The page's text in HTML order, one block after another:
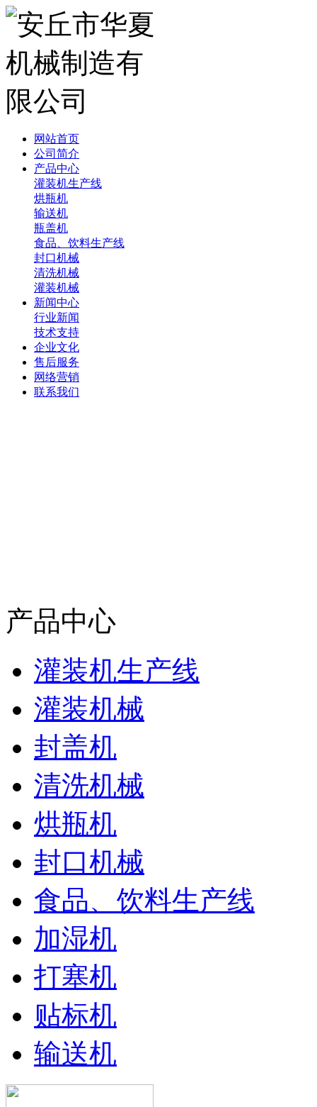
网站首页
公司简介
产品中心
灌装机生产线
烘瓶机
输送机
瓶盖机
食品、饮料生产线
封口机械
清洗机械
灌装机械
新闻中心
行业新闻
技术支持
企业文化
售后服务
网络营销
联系我们
产品中心
灌装机生产线
灌装机械
封盖机
清洗机械
烘瓶机
封口机械
食品、饮料生产线
加湿机
打塞机
贴标机
输送机